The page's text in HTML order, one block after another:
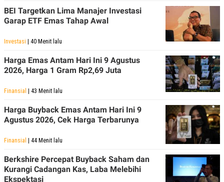
BEI Targetkan Lima Manajer Investasi
Garap ETF Emas Tahap Awal
Investasi | 40 Menit lalu
Harga Emas Antam Hari Ini 9 Agustus
2026, Harga 1 Gram Rp2,69 Juta
Finansial | 43 Menit lalu
Harga Buyback Emas Antam Hari Ini 9
Agustus 2026, Cek Harga Terbarunya
Finansial | 44 Menit lalu
Berkshire Percepat Buyback Saham dan
Kurangi Cadangan Kas, Laba Melebihi
Ekspektasi